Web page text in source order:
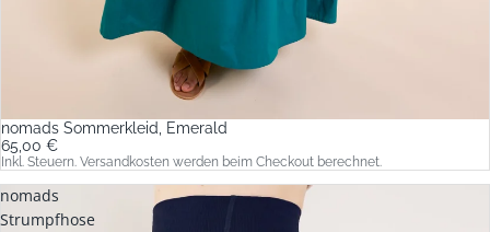
nomads Sommerkleid, Emerald
65,00 €
Inkl. Steuern. Versandkosten werden beim Checkout berechnet.
nomads
Strumpfhose